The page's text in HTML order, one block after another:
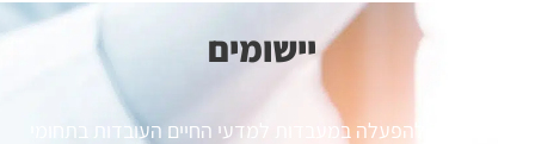
יישומים
משמש להפעלה במעבדות למדעי החיים העובדות בתחומי